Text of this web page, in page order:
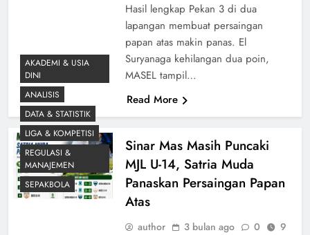
Hasil lengkap Pekan 3 di dua
lapangan membuat persaingan
papan atas makin panas. El
Suryanaga kehilangan dua poin,
MASEL tampil…
Read More
AKADEMI & USIA
DINI
ANALISIS
DATA & STATISTIK
LIGA & KOMPETISI
REGULASI &
MANAJEMEN
SEPAKBOLA
Sinar Mas Masih Puncaki
MJL U-14, Satria Muda
Panaskan Persaingan Papan
Atas
author 3 bulan ago 0
9